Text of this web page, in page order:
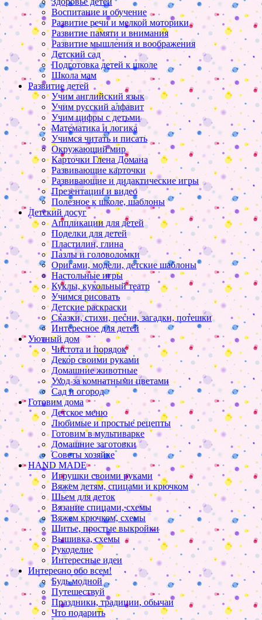
Воспитание и обучение
Развитие речи и мелкой моторики
Развитие памяти и внимания
Развитие мышления и воображения
Детский сад
Подготовка детей к школе
Школа мам
Развитие детей
Учим английский язык
Учим русский алфавит
Учим цифры с детьми
Математика и логика
Учимся читать и писать
Окружающий мир
Карточки Глена Домана
Развивающие карточки
Развивающие и дидактические игры
Презентации и видео
Полезное к школе, шаблоны
Детский досуг
Аппликации для детей
Поделки для детей
Пластилин, глина
Пазлы и головоломки
Оригами, модели, детские шаблоны
Настольные игры
Куклы, кукольный театр
Учимся рисовать
Детские раскраски
Сказки, стихи, песни, загадки, потешки
Интересное для детей
Уютный дом
Чистота и порядок
Декор своими руками
Домашние животные
Уход за комнатными цветами
Сад и огород
Готовим дома
Детское меню
Любимые и простые рецепты
Готовим в мультиварке
Домашние заготовки
Советы хозяйке
HAND MADE
Игрушки своими руками
Вяжем детям, спицами и крючком
Шьем для деток
Вязание спицами, схемы
Вяжем крючком, схемы
Шитье, простые выкройки
Вышивка, схемы
Рукоделие
Интересные идеи
Интересно обо всем!
Будь модной
Путешествуй
Праздники, традиции, обычаи
Что подарить